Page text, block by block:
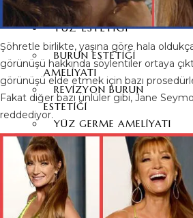
YÜZ ESTETIĞI
BURUN ESTETIĞI
AMELIYATI
REVIZYON BURUN
ESTETIĞI
YÜZ GERME AMELIYATI
ALIN DARALTMA
PIEZO BURUN AMELIYATI
FOX EYES
GÖZ KAPAĞI ESTETIĞI
BIŞEKTOMI
Şöhretle birlikte, yaşına göre hala
görünüşü hakkında söylentiler ortaya
görünüşü elde etmek için bazı
Fakat diğer bazı ünlüler gibi, Jane
reddediyor.